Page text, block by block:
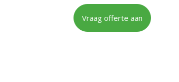
Vraag offerte aan